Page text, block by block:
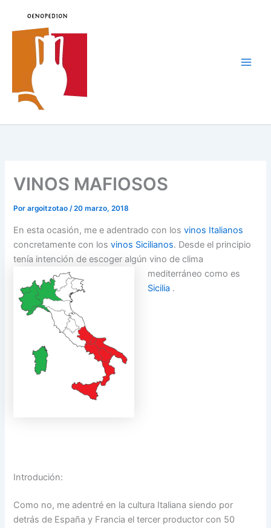
contenido
VINOS MAFIOSOS
Porargoitzotao/20 marzo, 2018
En esta ocasión, me e adentrado con losvinos Italianos
concretamente con losvinos Sicilianos. Desde el principio
tenía intención de escoger algún vino de clima
mediterráneo como es
Sicilia .
Introdución:
Como no, me adentré en la cultura Italiana siendo por
detrás de España y Francia el tercer productor con 50